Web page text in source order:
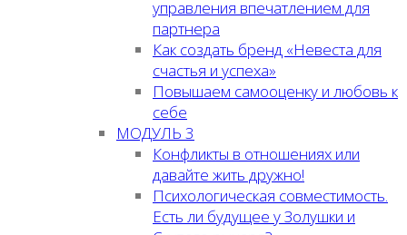
управления впечатлением для
партнера
Как создать бренд «Невеста для
счастья и успеха»
Повышаем самооценку и любовь к
себе
МОДУЛЬ 3
Конфликты в отношениях или
давайте жить дружно!
Психологическая совместимость.
Есть ли будущее у Золушки и